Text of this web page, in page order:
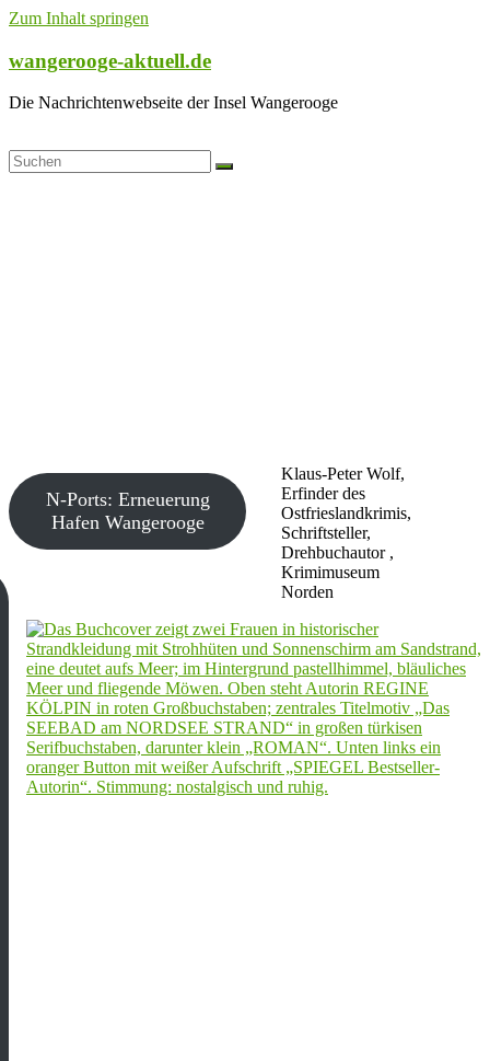
Zum Inhalt springen
wangerooge-aktuell.de
Die Nachrichtenwebseite der Insel Wangerooge
Klaus-Peter Wolf,
Erfinder des
Ostfrieslandkrimis,
Schriftsteller,
Drehbuchautor ,
Krimimuseum
Norden
N-Ports: Erneuerung
Hafen Wangerooge